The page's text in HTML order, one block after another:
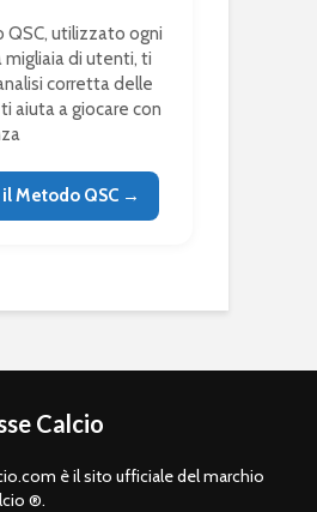
QSC, utilizzato ogni
migliaia di utenti, ti
corretta delle
aiuta a giocare con
il Metodo QSC →
Calcio
è il sito ufficiale del marchio
®.